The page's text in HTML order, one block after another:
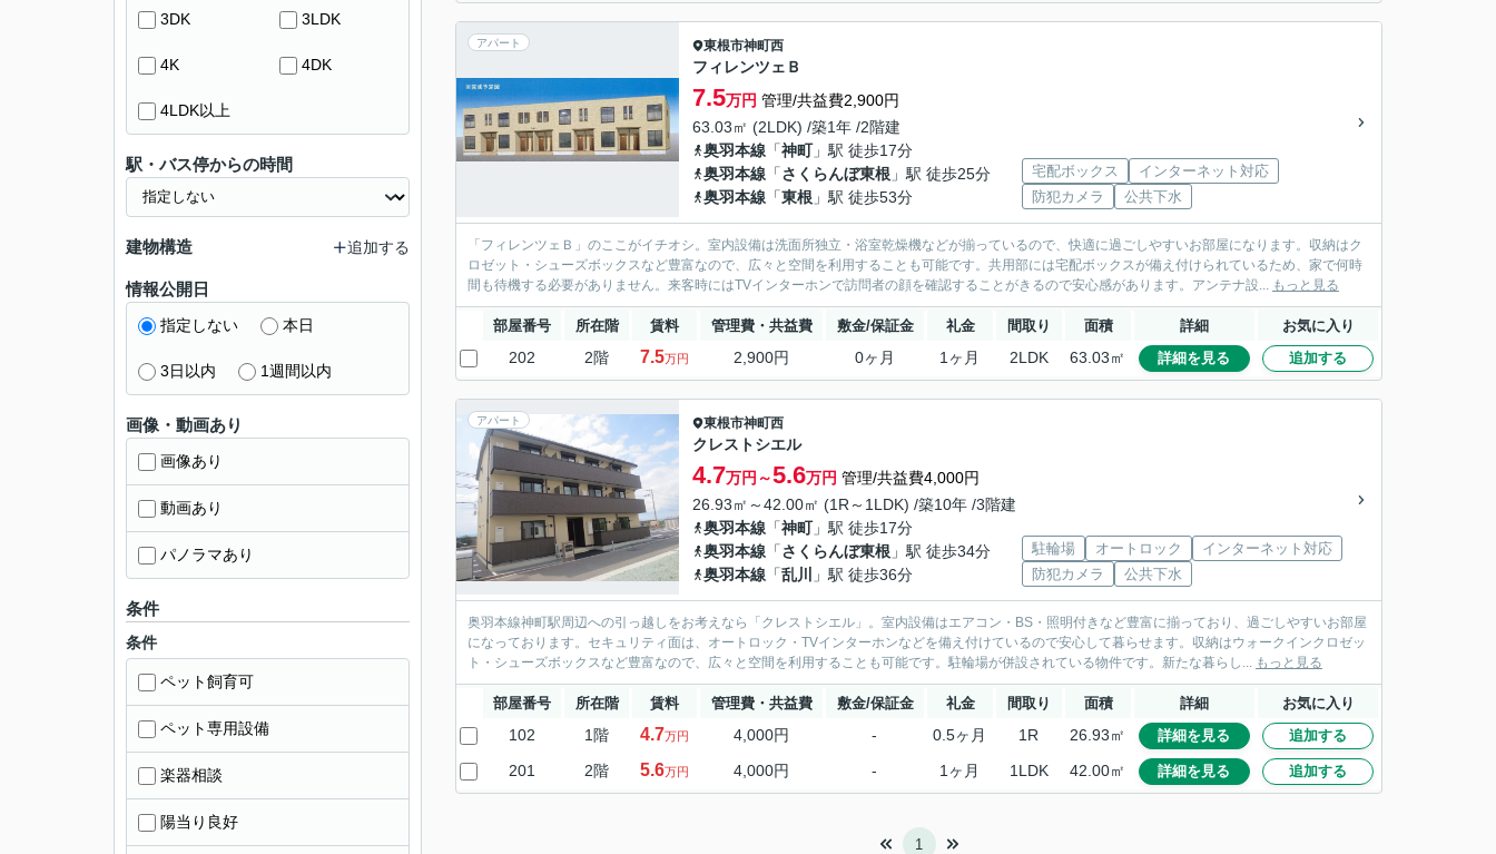
アパート 東根市神町西
フィレンツェＢ
7.5万円 管理/共益費2,900円
63.03㎡ (2LDK) /築1年 /2階建
奥羽本線 「神町」駅 徒歩17分
奥羽本線 「さくらんぼ東根 」駅 徒歩25分
奥羽本線 「東根 」駅 徒歩53分
宅配ボックス
インターネット対応
防犯カメラ
公共下水
「フィレンツェＢ」のここがイチオシ。室内設備は洗面所独立・浴室乾燥機などが揃っているので、快適に過ごしやすいお部屋になります。収納はク
ロゼット・シューズボックスなど豊富なので、広々と空間を利用することも可能です。共用部には宅配ボックスが備え付けられているため、家で何時
間も待機する必要がありません。来客時にはTVインターホンで訪問者の顔を確認することがきるので安心感があります。アンテナ設... もっと見る
部屋番号 所在階 賃料 管理費・共益費 敷金/保証金 礼金 間取り 面積 詳細 お気に入り
202 2階 7.5万円 2,900円 0ヶ月 1ヶ月 2LDK 63.03㎡ 詳細を見る 追加する
アパート 東根市神町西
クレストシエル
4.7万円～5.6万円 管理/共益費4,000円
26.93㎡～42.00㎡ (1R～1LDK) /築10年 /3階建
奥羽本線 「神町」駅 徒歩17分
奥羽本線 「さくらんぼ東根 」駅 徒歩34分
奥羽本線 「乱川 」駅 徒歩36分
駐輪場 オートロック
インターネット対応
防犯カメラ
公共下水
奥羽本線神町駅周辺への引っ越しをお考えなら「クレストシエル」。室内設備はエアコン・BS・照明付きなど豊富に揃っており、過ごしやすいお部屋
になっております。セキュリティ面は、オートロック・TVインターホンなどを備え付けているので安心して暮らせます。収納はウォークインクロゼッ
ト・シューズボックスなど豊富なので、広々と空間を利用することも可能です。駐輪場が併設されている物件です。新たな暮らし... もっと見る
部屋番号 所在階 賃料 管理費・共益費 敷金/保証金 礼金 間取り 面積 詳細 お気に入り
102 1階 4.7万円 4,000円 - 0.5ヶ月 1R 26.93㎡ 詳細を見る 追加する
201 2階 5.6万円 4,000円 - 1ヶ月 1LDK 42.00㎡ 詳細を見る 追加する
1
3DK 3LDK
4K 4DK
4LDK以上
駅・バス停からの時間
建物構造 追加する
情報公開日
指定しない 本日
3日以内 1週間以内
画像・動画あり
画像あり
動画あり
パノラマあり
条件
条件
ペット飼育可
ペット専用設備
楽器相談
陽当り良好